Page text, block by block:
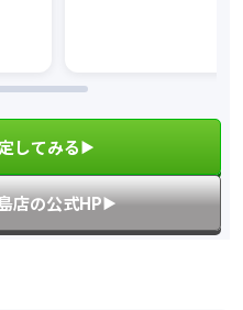
してみる▶︎
店の公式HP▶︎